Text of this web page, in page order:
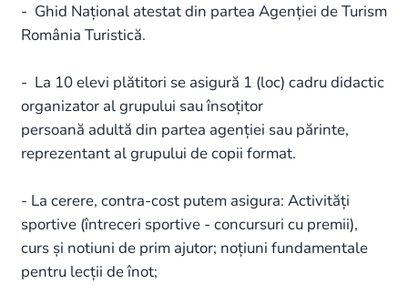
- Ghid Național atestat din partea Agenției de Turism
România Turistică.
- La 10 elevi plătitori se asigură 1 (loc) cadru didactic
organizator al grupului sau însoțitor
persoană adultă din partea agenției sau părinte,
reprezentant al grupului de copii format.
- La cerere, contra-cost putem asigura: Activități
sportive (întreceri sportive - concursuri cu premii),
curs și notiuni de prim ajutor; noțiuni fundamentale
pentru lecții de înot;